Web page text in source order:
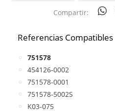
Compartir:
Referencias Compatibles
751578
454126-0002
751578-0001
751578-5002S
K03-075